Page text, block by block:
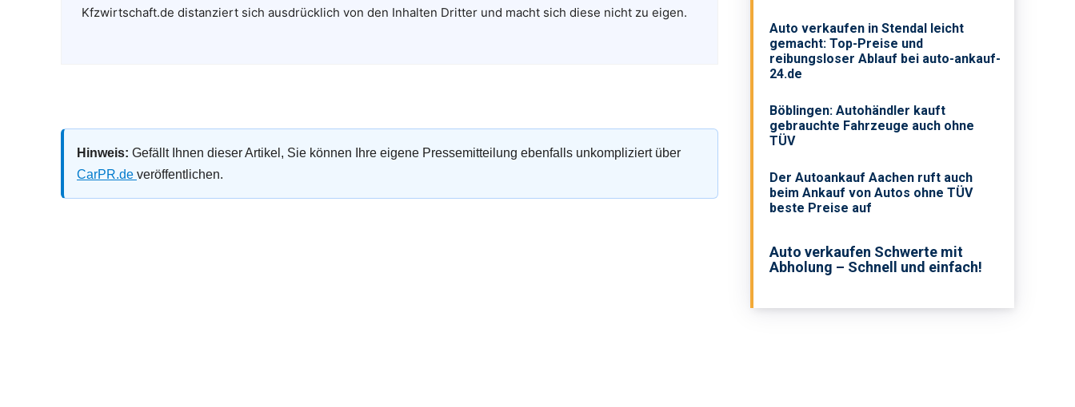
Kfzwirtschaft.de distanziert sich ausdrücklich von den Inhalten Dritter und macht sich diese nicht zu eigen.
Hinweis: Gefällt Ihnen dieser Artikel, Sie können Ihre eigene Pressemitteilung ebenfalls unkompliziert über
CarPR.de veröffentlichen.
Auto verkaufen in Stendal leicht
gemacht: Top-Preise und
reibungsloser Ablauf bei auto-ankauf-
24.de
Böblingen: Autohändler kauft
gebrauchte Fahrzeuge auch ohne
TÜV
Der Autoankauf Aachen ruft auch
beim Ankauf von Autos ohne TÜV
beste Preise auf
Auto verkaufen Schwerte mit
Abholung – Schnell und einfach!